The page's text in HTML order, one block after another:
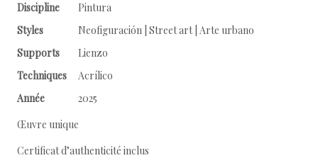
Discipline
Pintura
Styles
Neofiguración | Street art | Arte urbano
Supports
Lienzo
Techniques
Acrílico
Année
2025
Œuvre unique
Certificat d’authenticité inclus